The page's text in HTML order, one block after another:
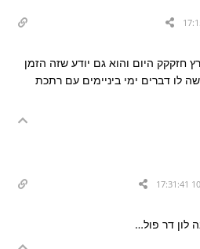
יש רצוי ויש מצוי. MVDP רץ חזקקק היום והוא גם יודע שזה הזמן
לו דברים ימי ביניימים עם רתכת
לון דר פול…